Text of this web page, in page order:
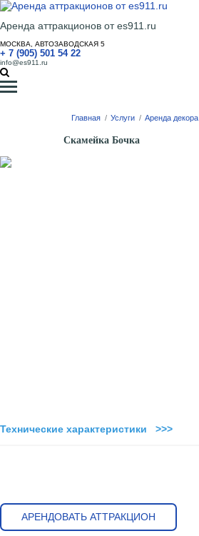
Аренда аттракционов от es911.ru
МОСКВА, АВТОЗАВОДСКАЯ 5
+ 7 (905) 501 54 22
info@es911.ru
Главная / Услуги / Аренда декора
Скамейка Бочка
Технические характеристики >>>
АРЕНДОВАТЬ АТТРАКЦИОН